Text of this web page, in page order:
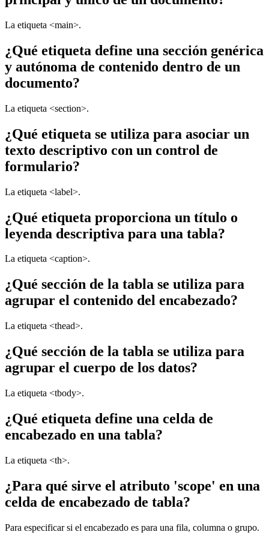
La etiqueta <main>.
¿Qué etiqueta define una sección genérica
y autónoma de contenido dentro de un
documento?
La etiqueta <section>.
¿Qué etiqueta se utiliza para asociar un
texto descriptivo con un control de
formulario?
La etiqueta <label>.
¿Qué etiqueta proporciona un título o
leyenda descriptiva para una tabla?
La etiqueta <caption>.
¿Qué sección de la tabla se utiliza para
agrupar el contenido del encabezado?
La etiqueta <thead>.
¿Qué sección de la tabla se utiliza para
agrupar el cuerpo de los datos?
La etiqueta <tbody>.
¿Qué etiqueta define una celda de
encabezado en una tabla?
La etiqueta <th>.
¿Para qué sirve el atributo 'scope' en una
celda de encabezado de tabla?
Para especificar si el encabezado es para una fila, columna o grupo.